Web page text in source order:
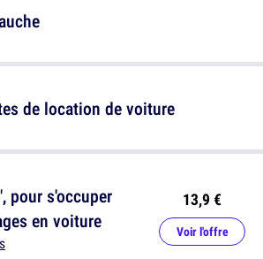
pour s'occuper
en voiture
13,9 €
Voir l'offre
de location de voiture